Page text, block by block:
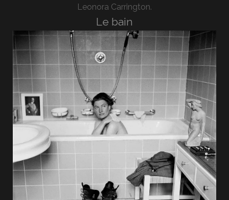
Leonora Carrington.
Le bain